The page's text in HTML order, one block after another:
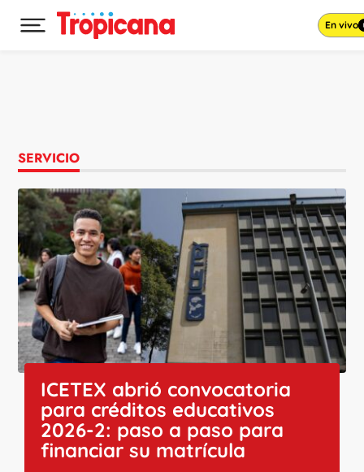
Desplegar menú principal En vivo
SERVICIO
ICETEX abrió convocatoria
para créditos educativos
2026-2: paso a paso para
financiar su matrícula